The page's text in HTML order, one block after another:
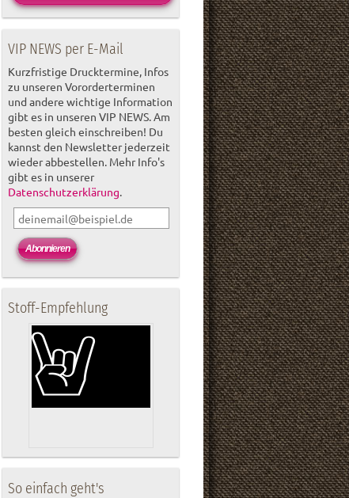
VIP NEWS per E-Mail
Kurzfristige Drucktermine, Infos
zu unseren Vororderterminen
und andere wichtige Information
gibt es in unseren VIP NEWS. Am
besten gleich einschreiben! Du
kannst den Newsletter jederzeit
wieder abbestellen. Mehr Info's
gibt es in unserer
Datenschutzerklärung.
Stoff-Empfehlung
So einfach geht's